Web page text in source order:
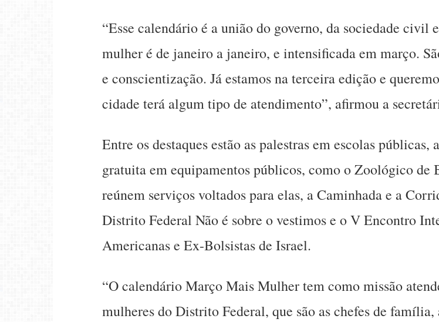
“Esse calendário é a união do governo, da sociedade civil
mulher é de janeiro a janeiro, e intensificada em março.
e conscientização. Já estamos na terceira edição e
cidade terá algum tipo de atendimento”, afirmou a
Entre os destaques estão as palestras em escolas
gratuita em equipamentos públicos, como o Zoológico
reúnem serviços voltados para elas, a Caminhada e a
Distrito Federal Não é sobre o vestimos e o V Encontro
Americanas e Ex-Bolsistas de Israel.
“O calendário Março Mais Mulher tem como missão
mulheres do Distrito Federal, que são as chefes de